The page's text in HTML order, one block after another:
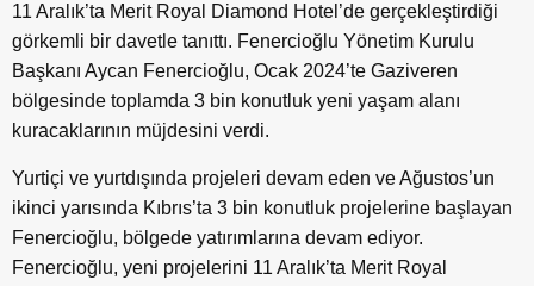
11 Aralık’ta Merit Royal Diamond Hotel’de gerçekleştirdiği
görkemli bir davetle tanıttı. Fenercioğlu Yönetim Kurulu
Başkanı Aycan Fenercioğlu, Ocak 2024’te Gaziveren
bölgesinde toplamda 3 bin konutluk yeni yaşam alanı
kuracaklarının müjdesini verdi.
Yurtiçi ve yurtdışında projeleri devam eden ve Ağustos’un
ikinci yarısında Kıbrıs’ta 3 bin konutluk projelerine başlayan
Fenercioğlu, bölgede yatırımlarına devam ediyor.
Fenercioğlu, yeni projelerini 11 Aralık’ta Merit Royal